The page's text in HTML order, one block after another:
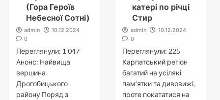
(Гора Героїв
Небесної Сотні)
admin
10.12.2024
0
Переглянули: 1 047
Анонс: Найвища
вершина
Дрогобицького
району Поряд з
катері по річці
Стир
admin
10.12.2024
0
Переглянули: 225
Карпатський регіон
багатий на усілякі
пам’ятки та дивовижі,
проте покататися на